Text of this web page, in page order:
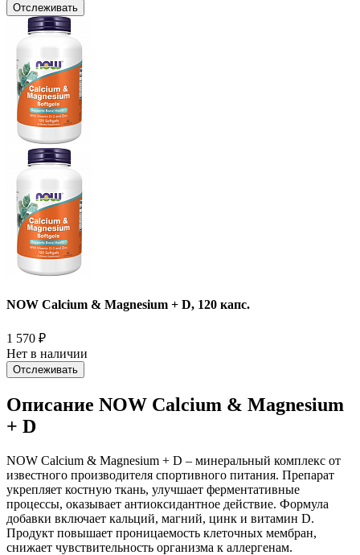
Отслеживать
NOW Calcium & Magnesium + D, 120 капс.
1 570 ₽
Нет в наличии
Отслеживать
Описание NOW Calcium & Magnesium
+ D
NOW Calcium & Magnesium + D – минеральный комплекс от
известного производителя спортивного питания. Препарат
укрепляет костную ткань, улучшает ферментативные
процессы, оказывает антиоксидантное действие. Формула
добавки включает кальций, магний, цинк и витамин D.
Продукт повышает проницаемость клеточных мембран,
снижает чувствительность организма к аллергенам.